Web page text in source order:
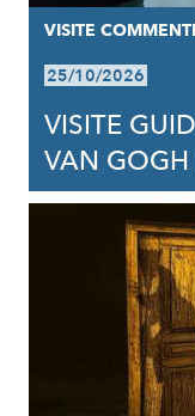
VISITE
25/10/2026
VISITE
VAN GOGH